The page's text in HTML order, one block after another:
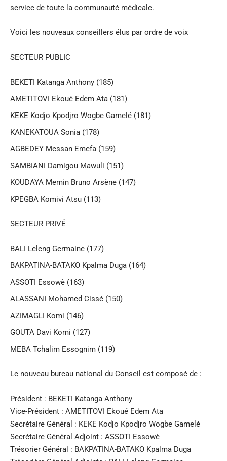
service de toute la communauté médicale.
Voici les nouveaux conseillers élus par ordre de voix
SECTEUR PUBLIC
BEKETI Katanga Anthony (185)
AMETITOVI Ekoué Edem Ata (181)
KEKE Kodjo Kpodjro Wogbe Gamelé (181)
KANEKATOUA Sonia (178)
AGBEDEY Messan Emefa (159)
SAMBIANI Damigou Mawuli (151)
KOUDAYA Memin Bruno Arsène (147)
KPEGBA Komivi Atsu (113)
SECTEUR PRIVÉ
BALI Leleng Germaine (177)
BAKPATINA-BATAKO Kpalma Duga (164)
ASSOTI Essowè (163)
ALASSANI Mohamed Cissé (150)
AZIMAGLI Komi (146)
GOUTA Davi Komi (127)
MEBA Tchalim Essognim (119)
Le nouveau bureau national du Conseil est composé de :
Président : BEKETI Katanga Anthony
Vice-Président : AMETITOVI Ekoué Edem Ata
Secrétaire Général : KEKE Kodjo Kpodjro Wogbe Gamelé
Secrétaire Général Adjoint : ASSOTI Essowè
Trésorier Général : BAKPATINA-BATAKO Kpalma Duga